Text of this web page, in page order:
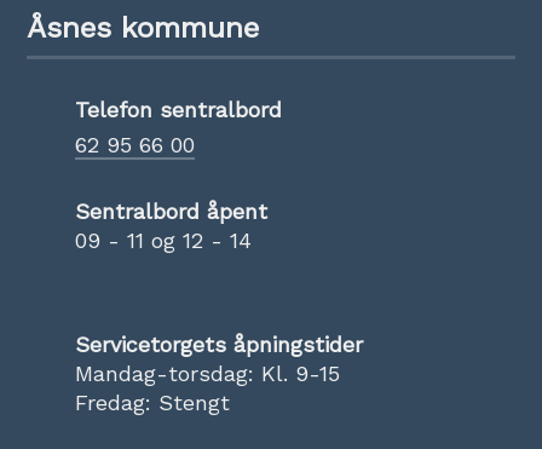
Åsnes kommune
Telefon sentralbord
62 95 66 00
Sentralbord åpent
09 - 11 og 12 - 14
Servicetorgets åpningstider
Mandag-torsdag: Kl. 9-15
Fredag: Stengt